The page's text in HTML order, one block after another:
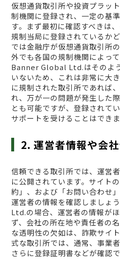
仮想通貨取引所や投資プラッ
制機関に登録され、一定の基
す。まず最初に確認すべきは
規制当局に登録されているか
では金融庁が仮想通貨取引所
外でも各国の規制機関によっ
Banner Global Ltd.はそのよ
いないため、これは非常に大
に規制された取引所であれば
れ、万が一の問題が発生した
とも可能ですが、登録されて
サポートを受けることはできま
2. 運営者情報や会
信頼できる取引所では、運営
に公開されています。サイト
約」、および「お問い合わせ
運営者の情報を確認しまし
Ltd.の場合、運営者の情報が
ず、会社の所在地や責任者の
な透明性の欠如は、詐欺サイ
式な取引所では、通常、事業
さらに登録証明書などが確認